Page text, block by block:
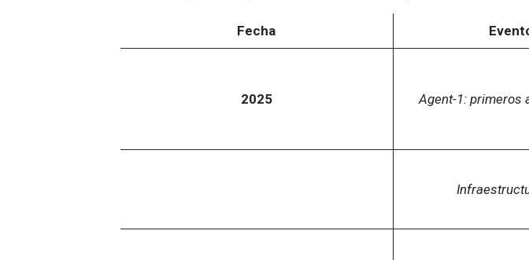
Fecha
2025 Agent-1: primeros